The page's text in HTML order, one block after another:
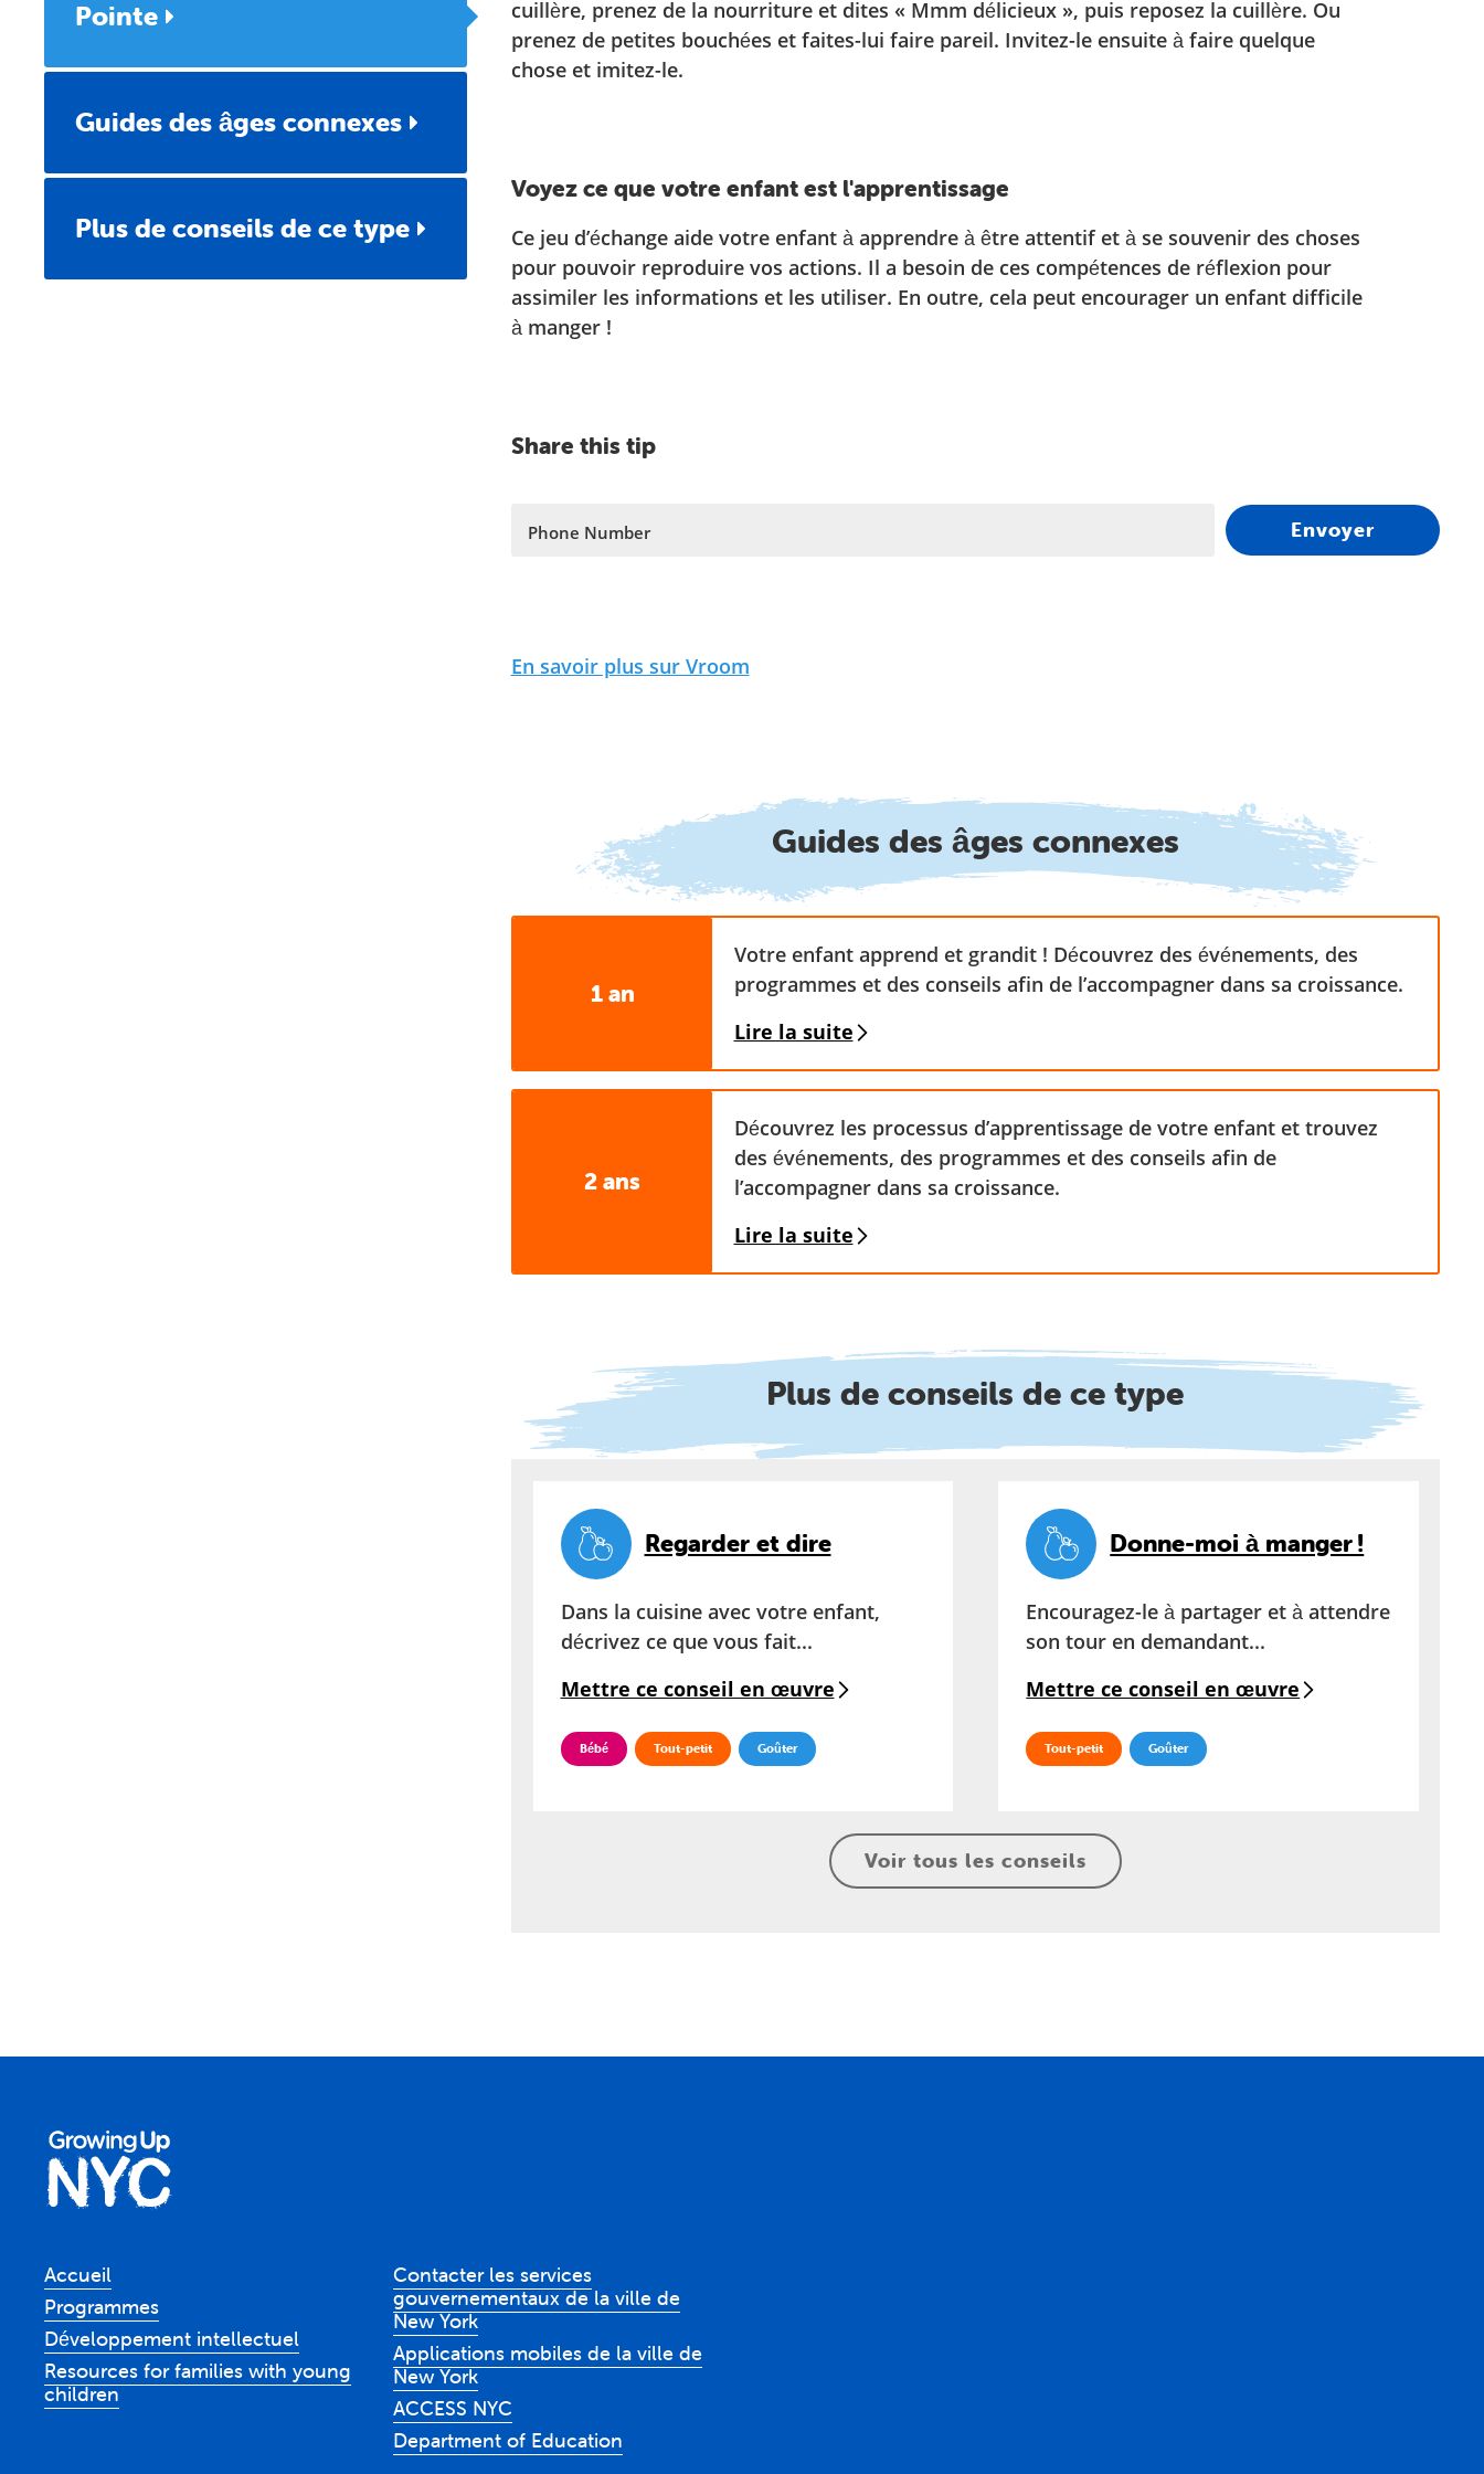
Pointe
Guides des âges connexes
Plus de conseils de ce type
cuillère, prenez de la nourriture et dites « Mmm délicieux », puis reposez la cuillère. Ou
prenez de petites bouchées et faites-lui faire pareil. Invitez-le ensuite à faire quelque
chose et imitez-le.
Voyez ce que votre enfant est l'apprentissage
Ce jeu d’échange aide votre enfant à apprendre à être attentif et à se souvenir des choses
pour pouvoir reproduire vos actions. Il a besoin de ces compétences de réflexion pour
assimiler les informations et les utiliser. En outre, cela peut encourager un enfant difficile
à manger !
Share this tip
Phone Number Envoyer
En savoir plus sur Vroom
Guides des âges connexes
1 an
Votre enfant apprend et grandit ! Découvrez des événements, des
programmes et des conseils afin de l’accompagner dans sa croissance.
Lire la suite
2 ans
Découvrez les processus d’apprentissage de votre enfant et trouvez
des événements, des programmes et des conseils afin de
l’accompagner dans sa croissance.
Lire la suite
Plus de conseils de ce type
Regarder et dire
Dans la cuisine avec votre enfant,
décrivez ce que vous fait...
Mettre ce conseil en œuvre
Bébé Tout-petit Goûter
Donne-moi à manger !
Encouragez-le à partager et à attendre
son tour en demandant...
Mettre ce conseil en œuvre
Tout-petit Goûter
Voir tous les conseils
Accueil
Programmes
Développement intellectuel
Resources for families with young
children
Contacter les services
gouvernementaux de la ville de
New York
Applications mobiles de la ville de
New York
ACCESS NYC
Department of Education